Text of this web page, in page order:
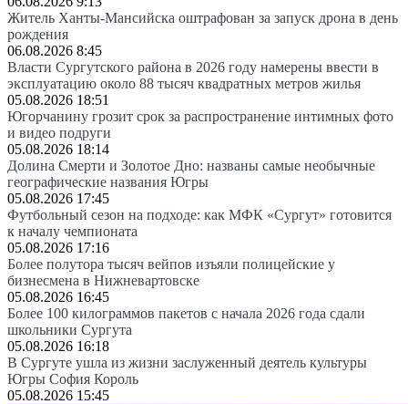
Житель Ханты-Мансийска оштрафован за запуск дрона в день
рождения
06.08.2026 8:45
Власти Сургутского района в 2026 году намерены ввести в
эксплуатацию около 88 тысяч квадратных метров жилья
05.08.2026 18:51
Югорчанину грозит срок за распространение интимных фото
и видео подруги
05.08.2026 18:14
Долина Смерти и Золотое Дно: названы самые необычные
географические названия Югры
05.08.2026 17:45
Футбольный сезон на подходе: как МФК «Сургут» готовится
к началу чемпионата
05.08.2026 17:16
Более полутора тысяч вейпов изъяли полицейские у
бизнесмена в Нижневартовске
05.08.2026 16:45
Более 100 килограммов пакетов с начала 2026 года сдали
школьники Сургута
05.08.2026 16:18
В Сургуте ушла из жизни заслуженный деятель культуры
Югры София Король
05.08.2026 15:45